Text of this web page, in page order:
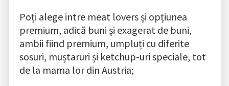
Poți alege intre meat lovers și opțiunea
premium, adică buni și exagerat de buni,
ambii fiind premium, umpluți cu diferite
sosuri, muștaruri și ketchup-uri speciale, tot
de la mama lor din Austria;